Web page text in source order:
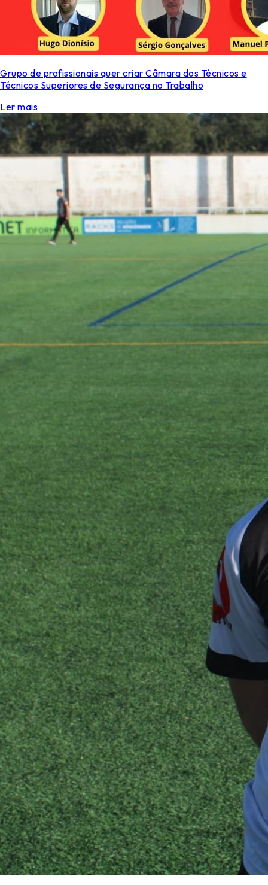
Grupo de profissionais quer criar Câmara dos Técnicos e
Técnicos Superiores de Segurança no Trabalho
Ler mais